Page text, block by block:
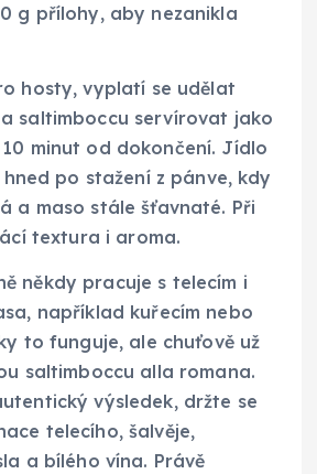
g přílohy, aby nezanikla
hosty, vyplatí se udělat
saltimboccu servírovat jako
minut od dokončení. Jídlo
po stažení z pánve, kdy
a maso stále šťavnaté. Při
textura i aroma.
někdy pracuje s telecím i
například kuřecím nebo
to funguje, ale chuťově už
saltimboccu alla romana.
výsledek, držte se
telecího, šalvěje,
a bílého vína. Právě